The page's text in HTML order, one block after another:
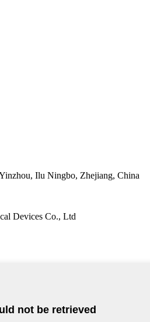
Ilu Ningbo, Zhejiang, China
Devices Co., Ltd